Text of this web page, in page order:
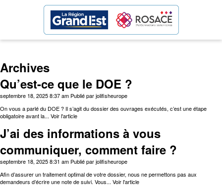
Archives
Qu’est-ce que le DOE ?
septembre 18, 2025 8:37 am Publié parjolifisheurope
On vous a parlé du DOE ? Il s’agit du dossier des ouvrages exécutés, c’est une étape
obligatoire avant la... Voir l'article
J’ai des informations à vous
communiquer, comment faire ?
septembre 18, 2025 8:31 am Publié parjolifisheurope
Afin d’assurer un traitement optimal de votre dossier, nous ne permettons pas aux
demandeurs d’écrire une note de suivi. Vous... Voir l'article